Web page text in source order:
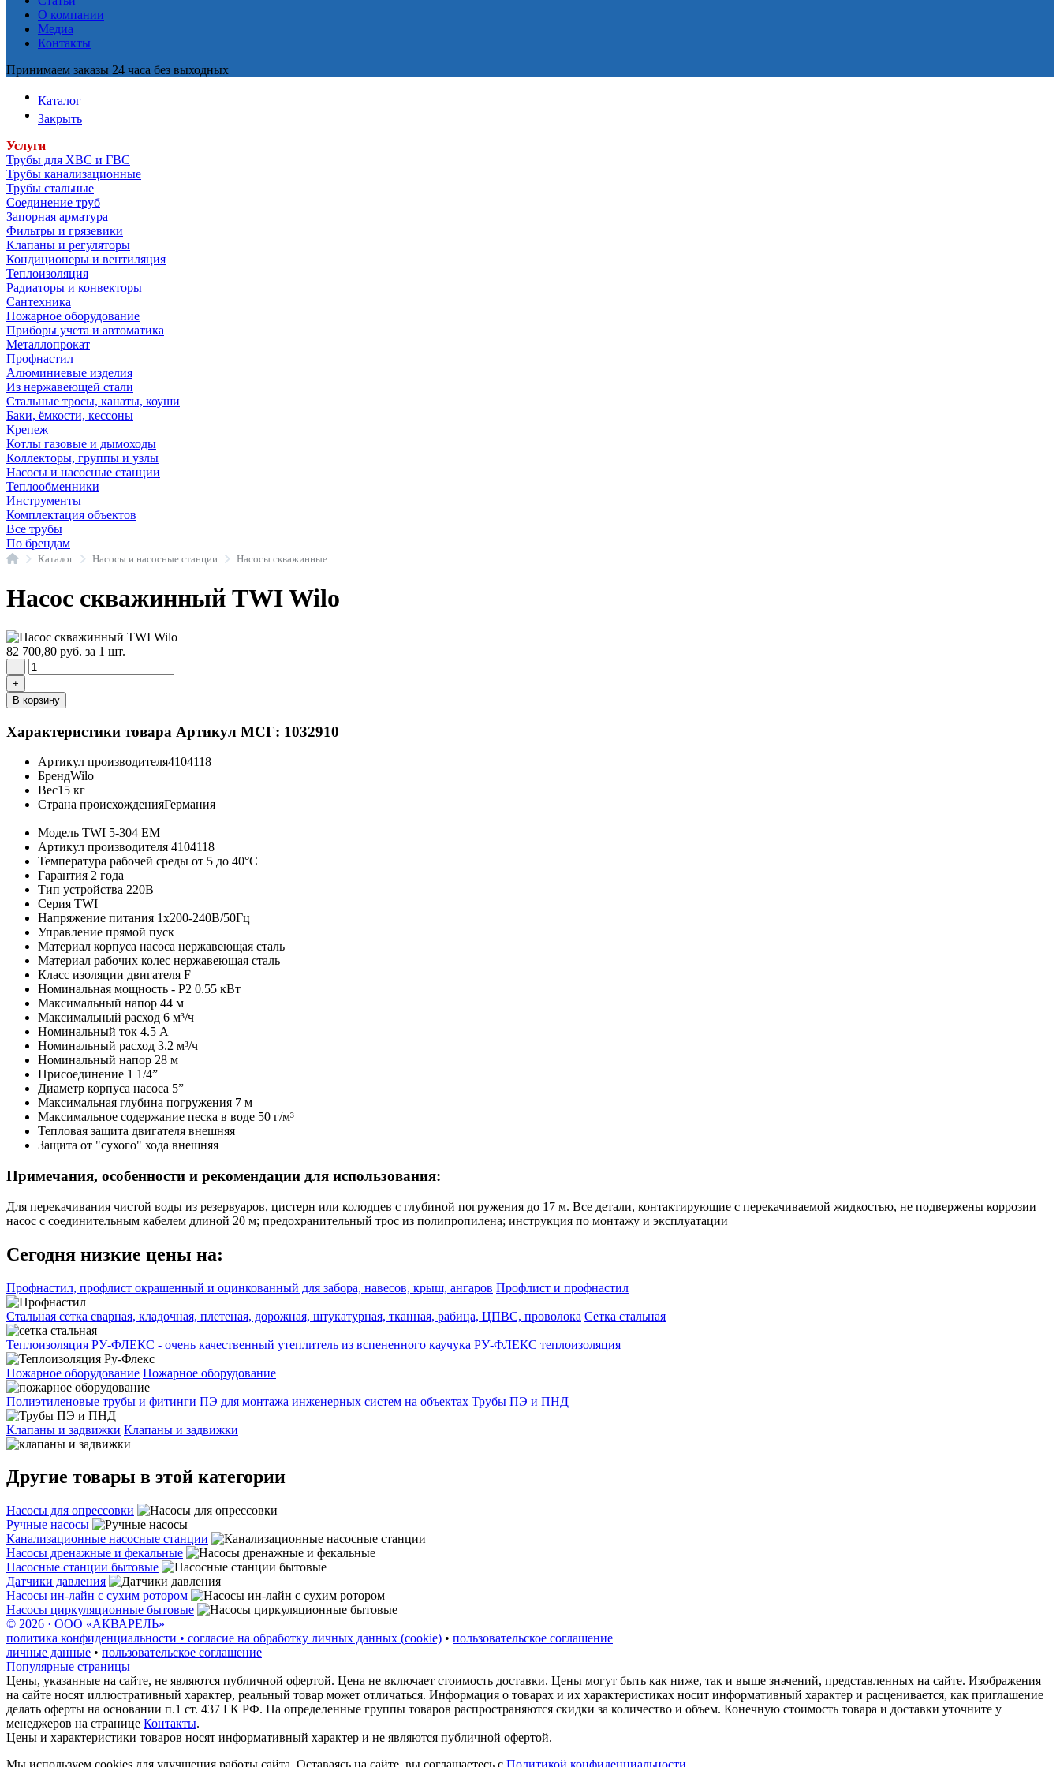
О компании
Медиа
Контакты
Принимаем заказы 24 часа без выходных
Каталог
Закрыть
Услуги
Трубы для ХВС и ГВС
Трубы канализационные
Трубы стальные
Соединение труб
Запорная арматура
Фильтры и грязевики
Клапаны и регуляторы
Кондиционеры и вентиляция
Теплоизоляция
Радиаторы и конвекторы
Сантехника
Пожарное оборудование
Приборы учета и автоматика
Металлопрокат
Профнастил
Алюминиевые изделия
Из нержавеющей стали
Стальные тросы, канаты, коуши
Баки, ёмкости, кессоны
Крепеж
Котлы газовые и дымоходы
Коллекторы, группы и узлы
Насосы и насосные станции
Теплообменники
Инструменты
Комплектация объектов
Все трубы
По брендам
ГлавнаяКаталог Насосы и насосные станции Насосы скважинные
Насос скважинный TWI Wilo
82 700,80 руб. за 1 шт.
−
+
В корзину
Характеристики товара Артикул МСГ: 1032910
Артикул производителя4104118
БрендWilo
Вес15 кг
Страна происхожденияГермания
Модель TWI 5-304 EM
Артикул производителя 4104118
Температура рабочей среды от 5 до 40°C
Гарантия 2 года
Тип устройства 220В
Серия TWI
Напряжение питания 1х200-240В/50Гц
Управление прямой пуск
Материал корпуса насоса нержавеющая сталь
Материал рабочих колес нержавеющая сталь
Класс изоляции двигателя F
Номинальная мощность - P2 0.55 кВт
Максимальный напор 44 м
Максимальный расход 6 м³/ч
Номинальный ток 4.5 А
Номинальный расход 3.2 м³/ч
Номинальный напор 28 м
Присоединение 1 1/4”
Диаметр корпуса насоса 5”
Максимальная глубина погружения 7 м
Максимальное содержание песка в воде 50 г/м³
Тепловая защита двигателя внешняя
Защита от "сухого" хода внешняя
Примечания, особенности и рекомендации для использования:
Для перекачивания чистой воды из резервуаров, цистерн или колодцев с глубиной погружения до 17 м. Все детали, контактирующие с перекачиваемой жидкостью, не подвержены коррозии
насос с соединительным кабелем длиной 20 м; предохранительный трос из полипропилена; инструкция по монтажу и эксплуатации
Сегодня низкие цены на:
Профнастил, профлист окрашенный и оцинкованный для забора, навесов, крыш, ангаров Профлист и профнастил
Стальная сетка сварная, кладочная, плетеная, дорожная, штукатурная, тканная, рабица, ЦПВС, проволока Сетка стальная
Теплоизоляция РУ-ФЛЕКС - очень качественный утеплитель из вспененного каучука РУ-ФЛЕКС теплоизоляция
Пожарное оборудование Пожарное оборудование
Полиэтиленовые трубы и фитинги ПЭ для монтажа инженерных систем на объектах Трубы ПЭ и ПНД
Клапаны и задвижки Клапаны и задвижки
Другие товары в этой категории
Насосы для опрессовки
Ручные насосы
Канализационные насосные станции
Насосы дренажные и фекальные
Насосные станции бытовые
Датчики давления
Насосы ин-лайн с сухим ротором
Насосы циркуляционные бытовые
© 2026 · ООО «АКВАРЕЛЬ»
политика конфиденциальности • согласие на обработку личных данных (cookie) • пользовательское соглашение
личные данные • пользовательское соглашение
Популярные страницы
Цены, указанные на сайте, не являются публичной офертой. Цена не включает стоимость доставки. Цены могут быть как ниже, так и выше значений, представленных на сайте. Изображения
на сайте носят иллюстративный характер, реальный товар может отличаться. Информация о товарах и их характеристиках носит информативный характер и расценивается, как приглашение
делать оферты на основании п.1 ст. 437 ГК РФ. На определенные группы товаров распространяются скидки за количество и объем. Конечную стоимость товара и доставки уточните у
менеджеров на странице Контакты.
Цены и характеристики товаров носят информативный характер и не являются публичной офертой.